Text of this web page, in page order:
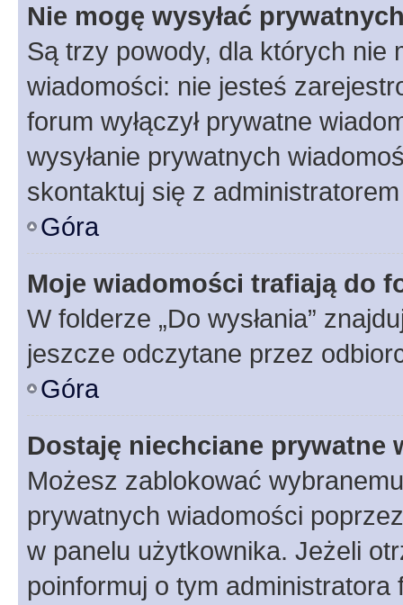
Nie mogę wysyłać
Są trzy powody, dla których nie
wiadomości: nie jesteś
forum wyłączył prywatne
wysyłanie prywatnych
skontaktuj się z
Góra
Moje wiadomości trafiają do
W folderze „Do wysłania”
jeszcze odczytane przez
Góra
Dostaję niechciane prywatne
Możesz zablokować
prywatnych wiadomości
w panelu użytkownika. Jeżeli
poinformuj o tym